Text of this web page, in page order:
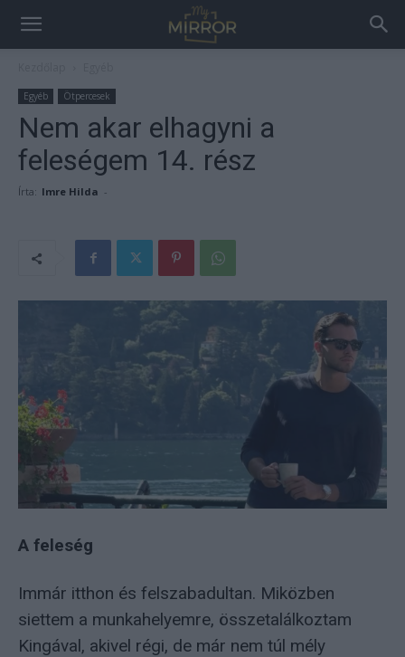
Egyéb Ötpercesek
Nem akar elhagyni a
feleségem 14. rész
Írta: Imre Hilda -
A feleség
Immár itthon és felszabadultan. Miközben
siettem a munkahelyemre, összetalálkoztam
Kingával, akivel régi, de már nem túl mély